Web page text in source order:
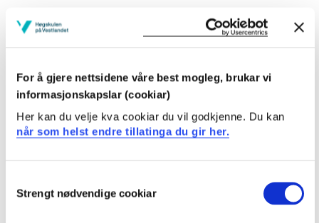
For å gjere nettsidene våre best mogleg, brukar vi
informasjonskapslar (cookiar)
Her kan du velje kva cookiar du vil godkjenne. Du kan
når som helst endre tillatinga du gir her.
Selection
Strengt nødvendige cookiar
Me søker erfarne studentar på bachelor- eller
masternivå som trivst studentrolla og gjerne hjelper
Du er interessert i språk, både norsk og andre språk, er
sosial og glad i gode samtalar. Du likar læring i
uformelle samanhengar og er organisert og ansvarsfull.
Du arbeider ca. 5 timar i veka frå oktober til midt i